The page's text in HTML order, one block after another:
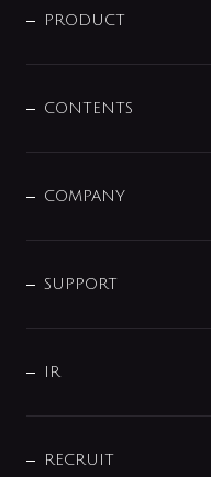
商品に関して
その他
PRODUCT
センサー・タッチ水栓
単水栓
分岐
配管システム
バス・空調周辺用品
CONTENTS
じぶんシャワーが見つかる
COMPANY
企業理念
会社概要
事業所案内
SUPPORT
よくあるご質問
データダウンロード
IR
IRニュース
RECRUIT